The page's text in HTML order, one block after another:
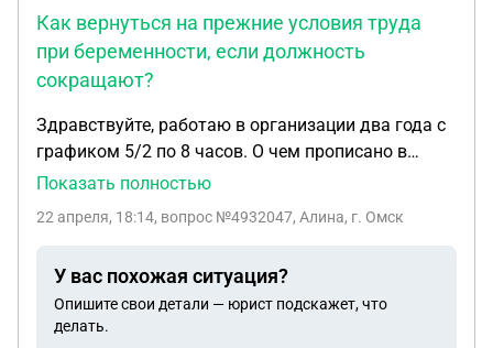
Как вернуться на прежние условия труда
при беременности, если должность
сокращают?
Здравствуйте, работаю в организации два года с
графиком 5/2 по 8 часов. О чем прописано в
договоре, сейчас они говорят что такую единицу
11 часовой рабочий день, так ещё и на другой
все в ооо. Я нахожусь в положении и месяц назад
я предоставила справку о переводе меня на
лёгкий труд по беременности и не более 8 часов.
Показать полностью
22 апреля, 18:14, вопрос №4932047, Алина, г. Омск
У вас похожая ситуация?
Опишите свои детали — юрист подскажет, что
делать.